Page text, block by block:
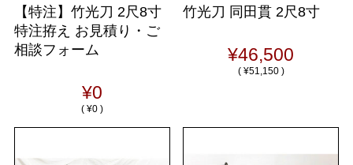
【特注】竹光刀 2尺8寸
特注拵え お見積り・ご
相談フォーム
¥0
( ¥0 )
竹光刀 同田貫 2尺8寸
¥46,500
( ¥51,150 )